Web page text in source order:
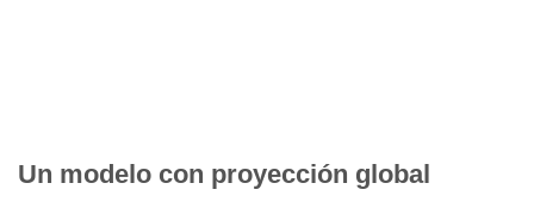
Un modelo con proyección global